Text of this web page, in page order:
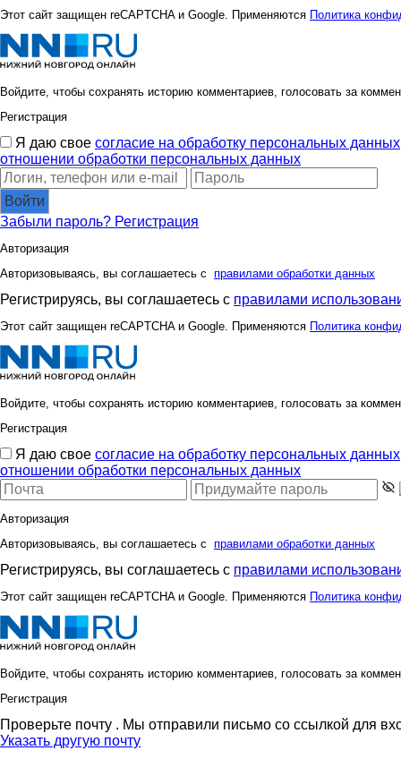
Этот сайт защищен reCAPTCHA и Google. Применяются Политика
Войдите, чтобы сохранять историю комментариев, голосовать за
Регистрация
Я даю свое согласие на обработку персональных данных
отношении обработки персональных данных
Войти
Забыли пароль? Регистрация
Авторизация
Авторизовываясь, вы соглашаетесь с правилами обработки данных
Регистрируясь, вы соглашаетесь с правилами
Этот сайт защищен reCAPTCHA и Google. Применяются Политика
Войдите, чтобы сохранять историю комментариев, голосовать за
Регистрация
Я даю свое согласие на обработку персональных данных
отношении обработки персональных данных
Авторизация
Авторизовываясь, вы соглашаетесь с правилами обработки данных
Регистрируясь, вы соглашаетесь с правилами
Этот сайт защищен reCAPTCHA и Google. Применяются Политика
Войдите, чтобы сохранять историю комментариев, голосовать за
Регистрация
Проверьте почту . Мы отправили письмо со ссылкой для
Указать другую почту